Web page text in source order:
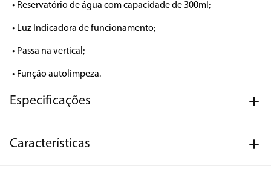
• Reservatório de água com capacidade de 300ml;
• Luz Indicadora de funcionamento;
• Passa na vertical;
• Função autolimpeza.
Especificações
Características